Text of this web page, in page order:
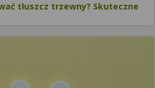
tłuszcz trzewny? Skuteczne